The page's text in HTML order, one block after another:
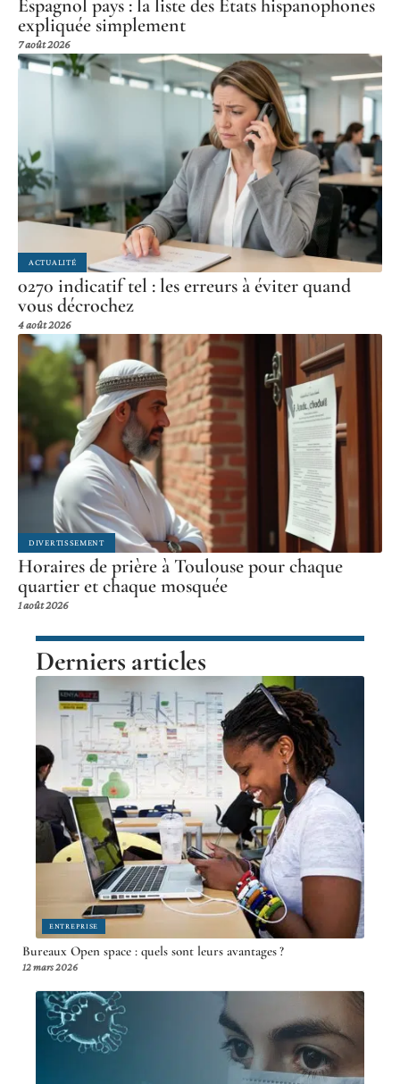
Espagnol pays : la liste des États hispanophones
expliquée simplement
7 août 2026
ACTUALITÉ
0270 indicatif tel : les erreurs à éviter quand
vous décrochez
4 août 2026
DIVERTISSEMENT
Horaires de prière à Toulouse pour chaque
quartier et chaque mosquée
1 août 2026
Derniers articles
ENTREPRISE
Bureaux Open space : quels sont leurs avantages ?
12 mars 2026